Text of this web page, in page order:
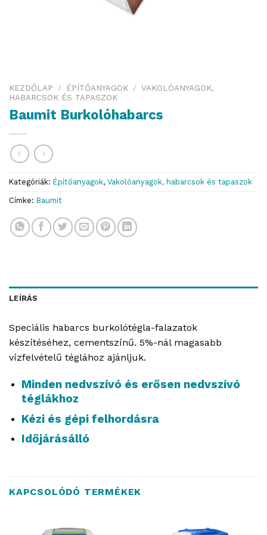
KEZDŐLAP / ÉPÍTŐANYAGOK / VAKOLÓANYAGOK,
HABARCSOK ÉS TAPASZOK
Baumit Burkolóhabarcs
Kategóriák: Építőanyagok, Vakolóanyagok, habarcsok és tapaszok
Címke: Baumit
LEÍRÁS
Speciális habarcs burkolótégla-falazatok
készítéséhez, cementszínű. 5%-nál magasabb
vízfelvételű téglához ajánljuk.
Minden nedvszívó és erősen nedvszívó
téglákhoz
Kézi és gépi felhordásra
Időjárásálló
KAPCSOLÓDÓ TERMÉKEK